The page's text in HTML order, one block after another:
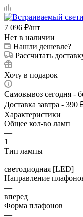
7 096 ₽/шт
Нет в наличии
Нашли дешевле?
Рассчитать
Хочу в подарок
Самовывоз сегодня -
Доставка завтра - 390
Характеристики
Общее кол-во ламп
—
1
Тип лампы
—
светодиодная [LED]
Направление
—
вперед
Форма плафонов
—